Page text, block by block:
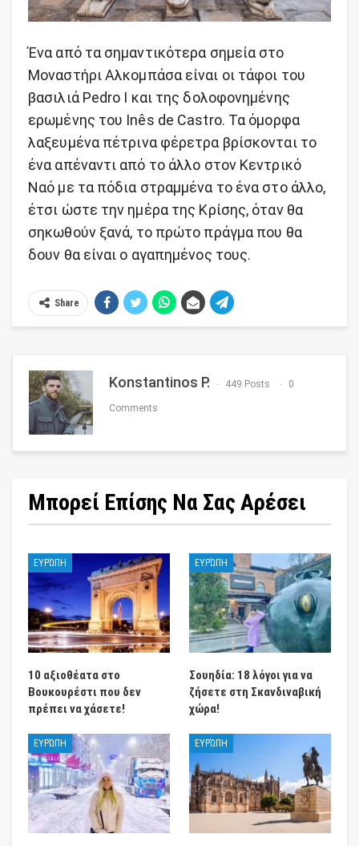
Ένα από τα σημαντικότερα σημεία στο
Μοναστήρι Αλκομπάσα είναι οι τάφοι του
βασιλιά Pedro I και της δολοφονημένης
ερωμένης του Inês de Castro. Τα όμορφα
λαξευμένα πέτρινα φέρετρα βρίσκονται το
ένα απέναντι από το άλλο στον Κεντρικό
Ναό με τα πόδια στραμμένα το ένα στο άλλο,
έτσι ώστε την ημέρα της Κρίσης, όταν θα
σηκωθούν ξανά, το πρώτο πράγμα που θα
δουν θα είναι ο αγαπημένος τους.
Share
Konstantinos P. 449 Posts 0
Comments
Μπορεί Επίσης Να Σας Αρέσει
ΕΥΡΏΠΗ
10 αξιοθέατα στο
Βουκουρέστι που δεν
πρέπει να χάσετε!
ΕΥΡΏΠΗ
Σουηδία: 18 λόγοι για να
ζήσετε στη Σκανδιναβική
χώρα!
ΕΥΡΏΠΗ ΕΥΡΏΠΗ